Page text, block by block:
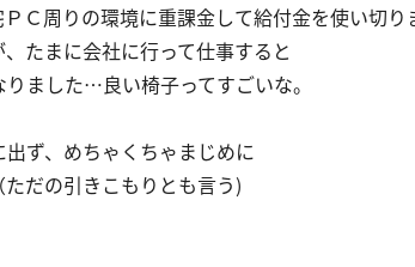
Ｃ周りの環境に重課金して給付金を使い切り
たまに会社に行って仕事すると
ました…良い椅子ってすごいな。
ず、めちゃくちゃまじめに
だの引きこもりとも言う)